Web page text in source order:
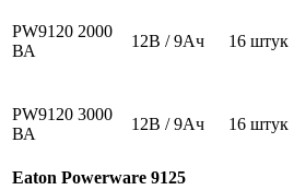
PW9120 2000
ВА
12В / 9Ач 16 штук
PW9120 3000
ВА
12В / 9Ач 16 штук
Eaton Powerware 9125